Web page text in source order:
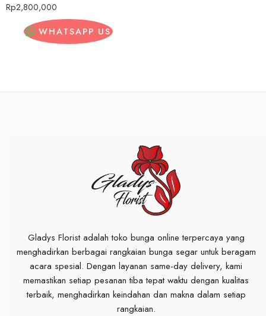
Rp2,800,000
WHATSAPP US
Gladys Florist adalah toko bunga online terpercaya yang
menghadirkan berbagai rangkaian bunga segar untuk beragam
acara spesial. Dengan layanan same-day delivery, kami
memastikan setiap pesanan tiba tepat waktu dengan kualitas
terbaik, menghadirkan keindahan dan makna dalam setiap
rangkaian.